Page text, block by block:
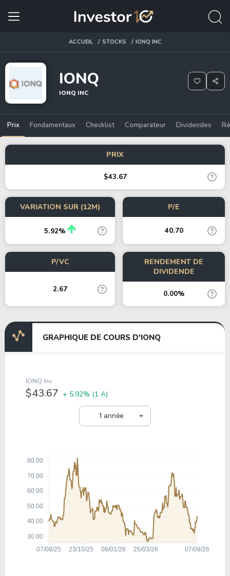
ACCUEIL STOCKS IONQ INC
IONQ
IONQ INC
Prix Fondamentaux Checklist Comparateur Dividendes
PRIX
$43.67
VARIATION SUR (12M)
5.92%
P/E
40.70
P/VC
2.67
RENDEMENT DE
DIVIDENDE
0.00%
GRAPHIQUE DE COURS D'IONQ
1 année
IONQ Inc
$43.67 + 5.92% (1 A)